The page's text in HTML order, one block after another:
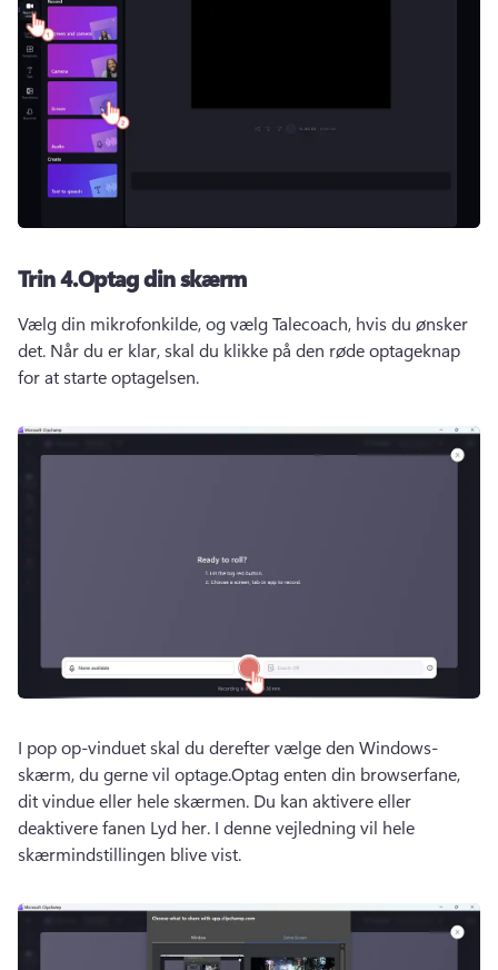
Trin 4.Optag din skærm
Vælg din mikrofonkilde, og vælg Talecoach, hvis du ønsker
det. Når du er klar, skal du klikke på den røde optageknap
for at starte optagelsen.
I pop op-vinduet skal du derefter vælge den Windows-
skærm, du gerne vil optage.Optag enten din browserfane,
dit vindue eller hele skærmen. Du kan aktivere eller
deaktivere fanen Lyd her. I denne vejledning vil hele
skærmindstillingen blive vist.